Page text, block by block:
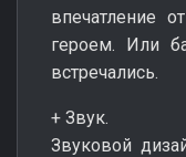
впечатление
героем. Или
встречались.
+ Звук.
Звуковой